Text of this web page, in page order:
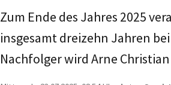
Zum Ende des Jahres 2025
insgesamt dreizehn Jahren
Nachfolger wird Arne Christian